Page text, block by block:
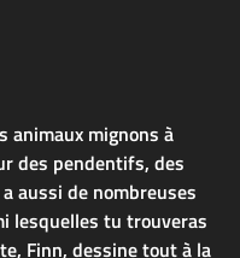
animaux mignons à
des pendentifs, des
aussi de nombreuses
lesquelles tu trouveras
Finn, dessine tout à la